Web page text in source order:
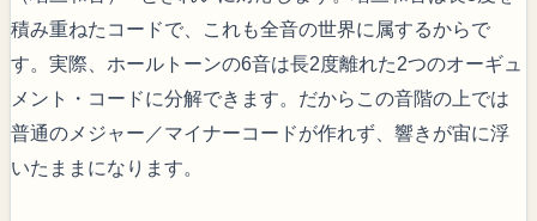
積み重ねたコードで、これも全音の世界に属するからで
す。実際、ホールトーンの6音は長2度離れた2つのオーギュ
メント・コードに分解できます。だからこの音階の上では
普通のメジャー／マイナーコードが作れず、響きが宙に浮
いたままになります。